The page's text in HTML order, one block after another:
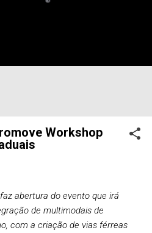
Workshop
abertura do evento que irá
de multimodais de
com a criação de vias férreas